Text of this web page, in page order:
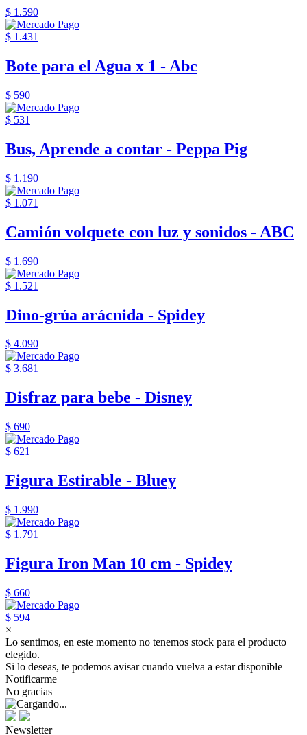
$ 1.590
$ 1.431
Bote para el Agua x 1 - Abc
$ 590
$ 531
Bus, Aprende a contar - Peppa Pig
$ 1.190
$ 1.071
Camión volquete con luz y sonidos - ABC
$ 1.690
$ 1.521
Dino-grúa arácnida - Spidey
$ 4.090
$ 3.681
Disfraz para bebe - Disney
$ 690
$ 621
Figura Estirable - Bluey
$ 1.990
$ 1.791
Figura Iron Man 10 cm - Spidey
$ 660
$ 594
×
Lo sentimos, en este momento no tenemos stock para el producto
elegido.
Si lo deseas, te podemos avisar cuando vuelva a estar disponible
Notificarme
No gracias
Newsletter